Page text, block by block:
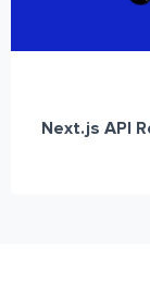
Next.js API